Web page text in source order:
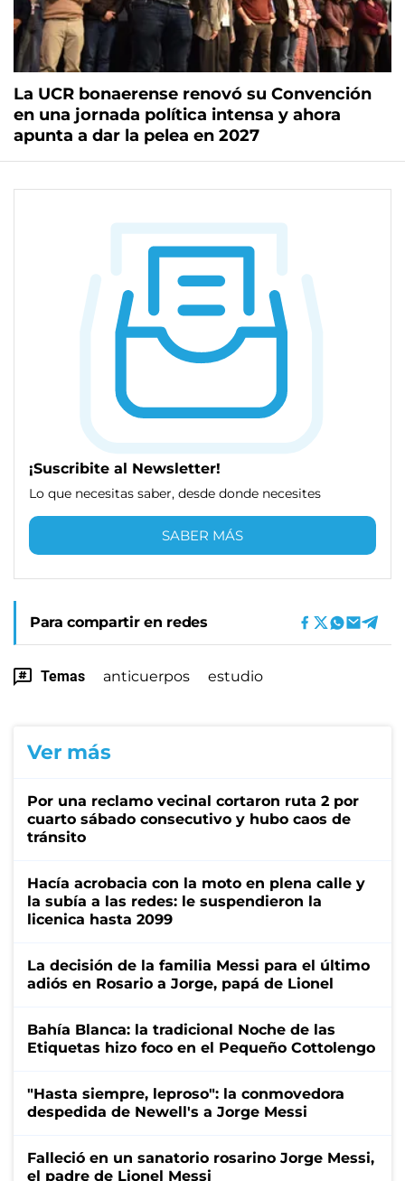
La UCR bonaerense renovó su Convención
en una jornada política intensa y ahora
apunta a dar la pelea en 2027
¡Suscribite al Newsletter!
Lo que necesitas saber, desde donde necesites
SABER MÁS
Para compartir en redes
Temas anticuerpos estudio
Ver más
Por una reclamo vecinal cortaron ruta 2 por
cuarto sábado consecutivo y hubo caos de
tránsito
Hacía acrobacia con la moto en plena calle y
la subía a las redes: le suspendieron la
licenica hasta 2099
La decisión de la familia Messi para el último
adiós en Rosario a Jorge, papá de Lionel
Bahía Blanca: la tradicional Noche de las
Etiquetas hizo foco en el Pequeño Cottolengo
"Hasta siempre, leproso": la conmovedora
despedida de Newell's a Jorge Messi
Falleció en un sanatorio rosarino Jorge Messi,
el padre de Lionel Messi